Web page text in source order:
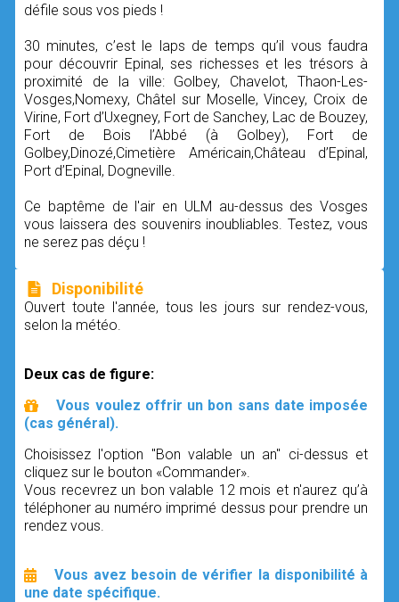
défile sous vos pieds !
30 minutes, c’est le laps de temps qu’il vous faudra
pour découvrir Epinal, ses richesses et les trésors à
proximité de la ville: Golbey, Chavelot, Thaon-Les-
Vosges,Nomexy, Châtel sur Moselle, Vincey, Croix de
Virine, Fort d’Uxegney, Fort de Sanchey, Lac de Bouzey,
Fort de Bois l’Abbé (à Golbey), Fort de
Golbey,Dinozé,Cimetière Américain,Château d’Epinal,
Port d’Epinal, Dogneville.
Ce baptême de l'air en ULM au-dessus des Vosges
vous laissera des souvenirs inoubliables. Testez, vous
ne serez pas déçu !
Disponibilité
Ouvert toute l'année, tous les jours sur rendez-vous,
selon la météo.
Deux cas de figure:
Vous voulez offrir un bon sans date imposée
(cas général).
Choisissez l'option "Bon valable un an" ci-dessus et
cliquez sur le bouton «Commander».
Vous recevrez un bon valable 12 mois et n'aurez qu’à
téléphoner au numéro imprimé dessus pour prendre un
rendez vous.
Vous avez besoin de vérifier la disponibilité à
une date spécifique.